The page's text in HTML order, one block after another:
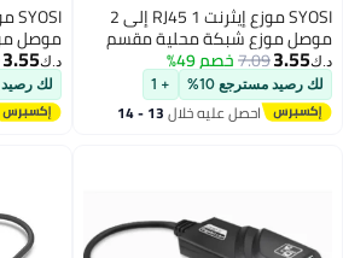
SYOSI موزع إيثرنت RJ45 1 إلى 2
مقسم
أنثى
مقبس
13 - 14
SYOSI موزع إيثرنت RJ45 1 إلى 2
موصل موزع شبكة محلية مقسم
إنترنت محول شبكة أنثى إلى أنثى
مزدوجة موصل إيثرنت موسع مقبس
لكابلات Cat5 Cat5e Cat6 Cat7 Cat8
د.ك‏3.55
7.09خصم 49%
لك رصيد مسترجع 10%
احصل عليه خلال 13 - 14